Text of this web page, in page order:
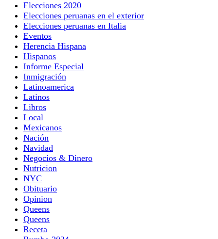
Elecciones 2020
Elecciones peruanas en el exterior
Elecciones peruanas en Italia
Eventos
Herencia Hispana
Hispanos
Informe Especial
Inmigración
Latinoamerica
Latinos
Libros
Local
Mexicanos
Nación
Navidad
Negocios & Dinero
Nutricion
NYC
Obituario
Opinion
Queens
Queens
Receta